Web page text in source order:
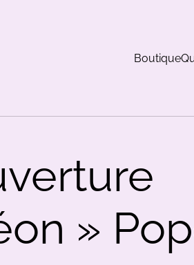
Boutique
»